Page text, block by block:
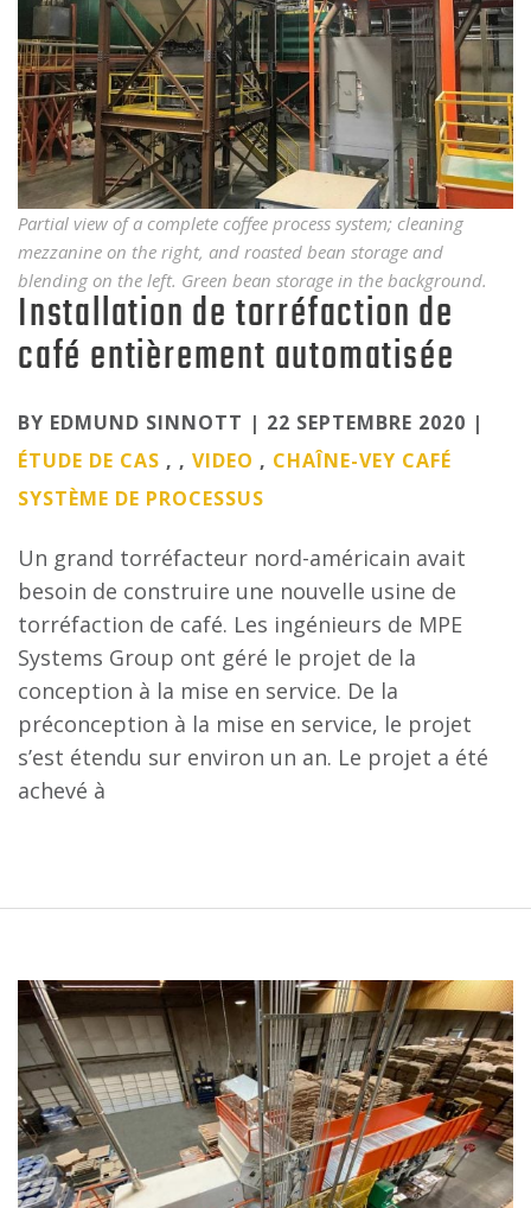
Partial view of a complete coffee process system; cleaning
mezzanine on the right, and roasted bean storage and
blending on the left. Green bean storage in the background.
Installation de torréfaction de
café entièrement automatisée
Categories
BY EDMUND SINNOTT | 22 SEPTEMBRE 2020 |
ÉTUDE DE CAS , , VIDEO , CHAÎNE-VEY CAFÉ
SYSTÈME DE PROCESSUS
Un grand torréfacteur nord-américain avait
besoin de construire une nouvelle usine de
torréfaction de café. Les ingénieurs de MPE
Systems Group ont géré le projet de la
conception à la mise en service. De la
préconception à la mise en service, le projet
s’est étendu sur environ un an. Le projet a été
achevé à